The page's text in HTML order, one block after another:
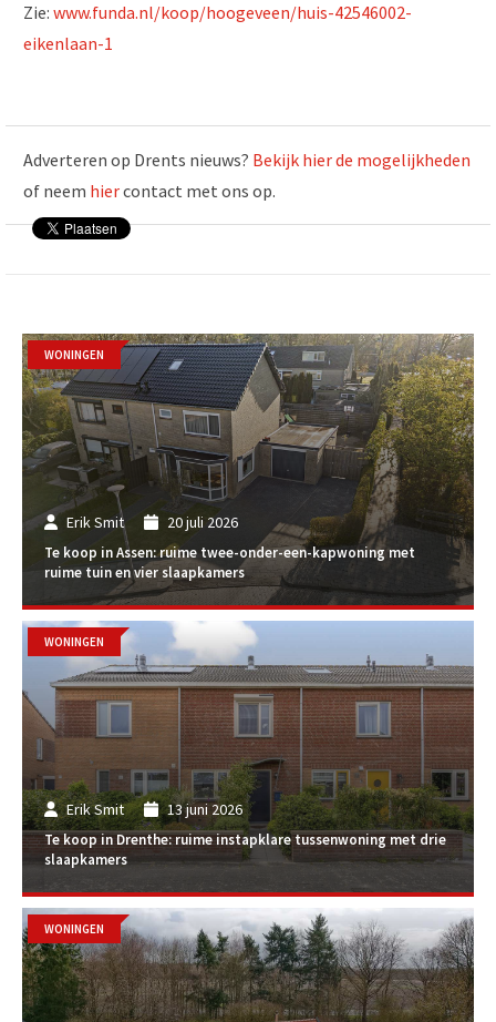
Zie: www.funda.nl/koop/hoogeveen/huis-42546002-
eikenlaan-1
Adverteren op Drents nieuws? Bekijk hier de mogelijkheden
of neem hiercontact met ons op.
Erik Smit 20 juli 2026
Te koop in Assen: ruime twee-onder-een-kapwoning met
ruime tuin en vier slaapkamers
WONINGEN
Erik Smit 13 juni 2026
Te koop in Drenthe: ruime instapklare tussenwoning met drie
slaapkamers
WONINGEN
WONINGEN